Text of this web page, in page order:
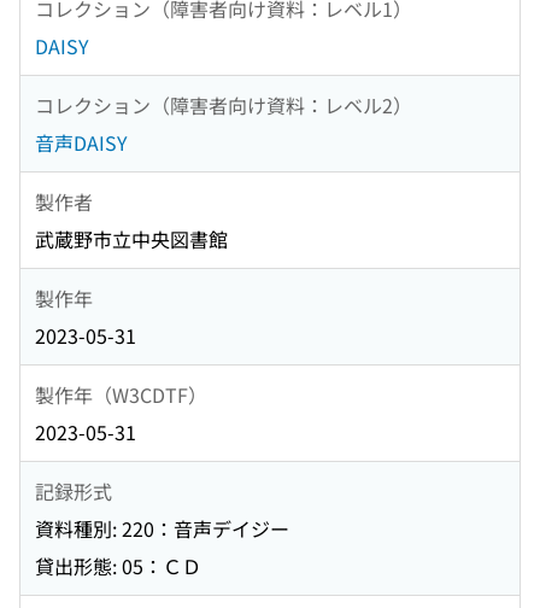
コレクション（障害者向け資料：レベル1）
DAISY
コレクション（障害者向け資料：レベル2）
音声DAISY
製作者
武蔵野市立中央図書館
製作年
2023-05-31
製作年（W3CDTF）
2023-05-31
記録形式
資料種別: 220：音声デイジー
貸出形態: 05：ＣＤ